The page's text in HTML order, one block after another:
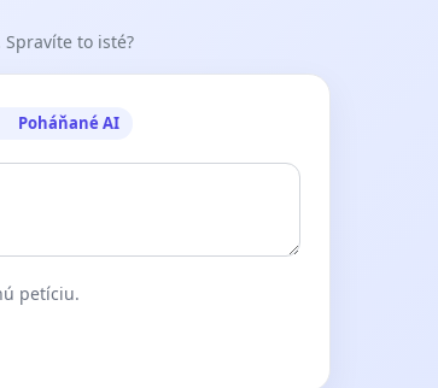
to isté?
Poháňané AI
petíciu.